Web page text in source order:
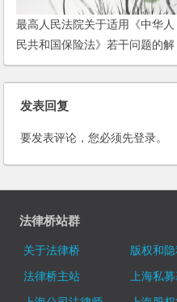
最高人民法院关于适用《中华人
民共和国保险法》若干问题的解
释（一）
发表回复
要发表评论，您必须先登录。
法律桥站群
关于法律桥 版权和
法律桥主站
上海私